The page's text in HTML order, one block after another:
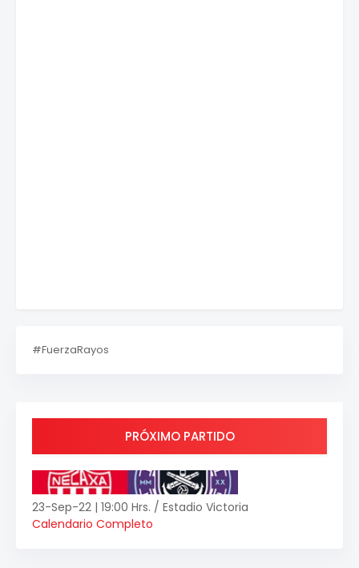
#FuerzaRayos
PRÓXIMO PARTIDO
23-Sep-22 | 19:00 Hrs. / Estadio Victoria
Calendario Completo